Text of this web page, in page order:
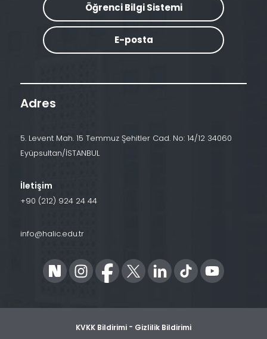
Öğrenci Bilgi Sistemi
E-posta
Adres
5. Levent Mah. 15 Temmuz Şehitler Cad. No: 14/12 34060
Eyüpsultan/İSTANBUL
İletişim
+90 (212) 924 24 44
info@halic.edu.tr
KVKK Bildirimi - Gizlilik Bildirimi